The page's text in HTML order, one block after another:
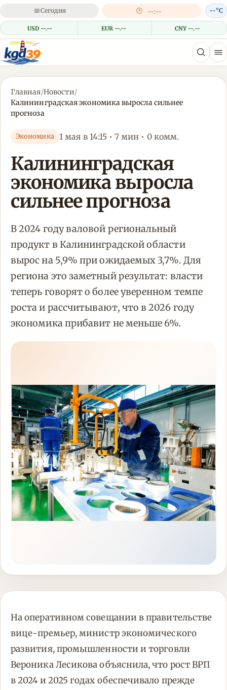
📅Сегодня 🕒 --:--
USD --.-- EUR --.-- CNY --.--
--°C
Главная/Новости/
Калининградская экономика выросла сильнее
прогноза
Экономика 1 мая в 14:15 • 7 мин • 0 комм.
Калининградская
экономика выросла
сильнее прогноза
В 2024 году валовой региональный
продукт в Калининградской области
вырос на 5,9% при ожидаемых 3,7%. Для
региона это заметный результат: власти
теперь говорят о более уверенном темпе
роста и рассчитывают, что в 2026 году
экономика прибавит не меньше 6%.
На оперативном совещании в правительстве
вице-премьер, министр экономического
развития, промышленности и торговли
Вероника Лесикова объяснила, что рост ВРП
в 2024 и 2025 годах обеспечивало прежде